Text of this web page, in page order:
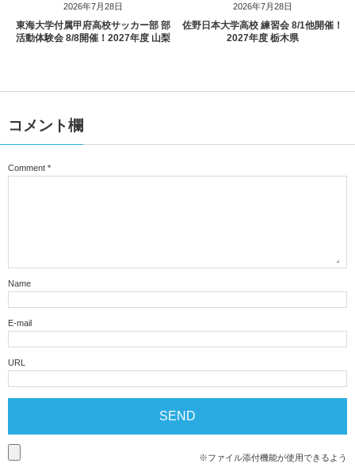
2026年7月28日
東海大学付属甲府高校サッカー部 部
活動体験会 8/8開催！2027年度 山梨
2026年7月28日
佐野日本大学高校 練習会 8/1他開催！
2027年度 栃木県
コメント欄
Comment *
Name
E-mail
URL
※ファイル添付機能が使用できるよう